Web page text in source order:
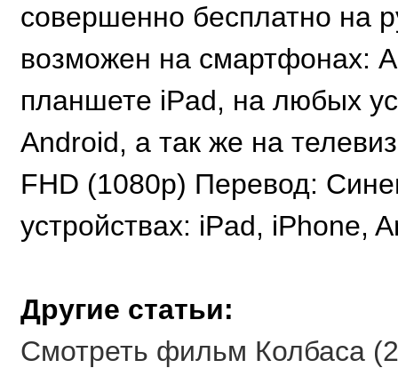
совершенно бесплатно на
возможен на смартфонах:
планшете iPad, на любых
Android, а так же на
FHD (1080p) Перевод:
устройствах: iPad, iPhone,
Другие статьи:
Смотреть фильм Колбаса